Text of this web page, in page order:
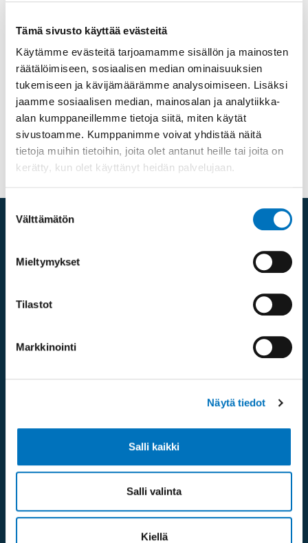
Tämä sivusto käyttää evästeitä
Käytämme evästeitä tarjoamamme sisällön ja mainosten
räätälöimiseen, sosiaalisen median ominaisuuksien
tukemiseen ja kävijämäärämme analysoimiseen. Lisäksi
jaamme sosiaalisen median, mainosalan ja analytiikka-
alan kumppaneillemme tietoja siitä, miten käytät
sivustoamme. Kumppanimme voivat yhdistää näitä
tietoja muihin tietoihin, joita olet antanut heille tai joita on
kerätty, kun olet käyttänyt heidän palvelujaan.
valinta
Välttämätön
Mieltymykset
Tilastot
Markkinointi
Näytä tiedot
Salli kaikki
Salli valinta
Kiellä
Lisätietoa
Lisätietoja:
Maritta Wilberz
Pääkirjanpitäjä
maritta.wilberz(at)invalidiliitto.fi
Puhelinvaihde:
Sähköposti:
fpd@invalidiliitto.fi